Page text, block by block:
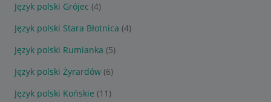
Język polski Grójec (4)
Język polski Stara Błotnica (4)
Język polski Rumianka (5)
Język polski Żyrardów (6)
Język polski Końskie (11)